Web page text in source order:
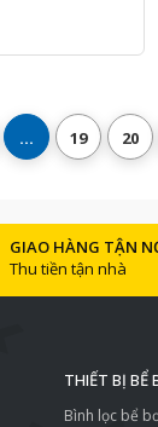
... 19 20
GIAO HÀNG TẬN
Thu tiền tận nhà
THIẾT BỊ BỂ
Bình lọc bể